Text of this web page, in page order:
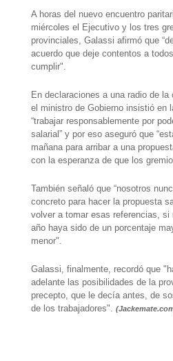
A horas del nuevo encuentro
miércoles el Ejecutivo y los tres
provinciales, Galassi afirmó que
acuerdo que deje contentos a
cumplir".
En declaraciones a una radio de
el ministro de Gobierno insistió en
“trabajar responsablemente por
salarial” y por eso aseguró que
mañana para arribar a una
con la esperanza de que los
También señaló que “nosotros
concreto para hacer la propuesta
volver a tomar esas referencias, si
año haya sido de un porcentaje
menor".
Galassi, finalmente, recordó que
adelante las posibilidades de la
precepto, que le decía antes, de
de los trabajadores".